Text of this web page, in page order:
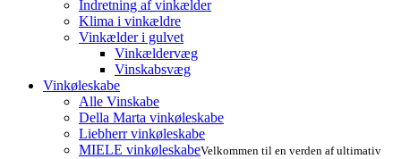
Indretning af vinkælder
Klima i vinkældre
Vinkælder i gulvet
Vinkældervæg
Vinskabsvæg
Vinkøleskabe
Alle Vinskabe
Della Marta vinkøleskabe
Liebherr vinkøleskabe
MIELE vinkøleskabeVelkommen til en verden af ultimativ